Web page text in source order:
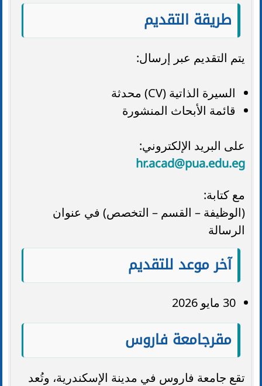
طريقة التقديم
يتم التقديم عبر إرسال:
السيرة الذاتية (CV) محدثة
قائمة الأبحاث المنشورة
على البريد الإلكتروني:
hr.acad@pua.edu.eg
مع كتابة:
(الوظيفة – القسم – التخصص) في عنوان
الرسالة
آخر موعد للتقديم
30 مايو 2026
مقرجامعة فاروس
تقع جامعة فاروس في مدينة الإسكندرية، وتُعد